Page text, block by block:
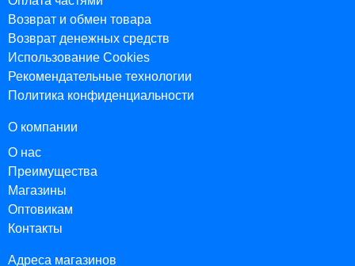
Возврат и обмен товара
Возврат денежных средств
Использование Cookies
Рекомендательные технологии
Политика конфиденциальности
О компании
О нас
Преимущества
Магазины
Оптовикам
Контакты
Адреса магазинов